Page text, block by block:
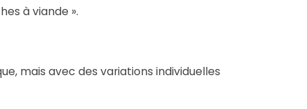
à viande ».
mais avec des variations individuelles